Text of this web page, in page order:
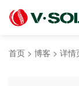
首页 > 博客 > 详情